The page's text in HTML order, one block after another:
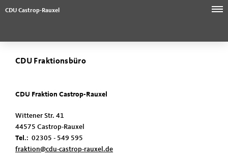
CDU Castrop-Rauxel
CDU Fraktionsbüro
CDU Fraktion Castrop-Rauxel
Wittener Str. 41
44575 Castrop-Rauxel
Tel .: 02305 - 549 595
fraktion@cdu-castrop-rauxel.de